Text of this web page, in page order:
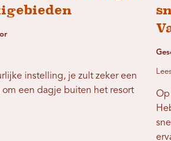
instelling, je zult zeker een
een ​​dagje buiten het resort
Op